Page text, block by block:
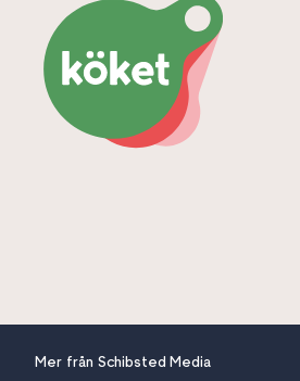
Mer från Schibsted Media